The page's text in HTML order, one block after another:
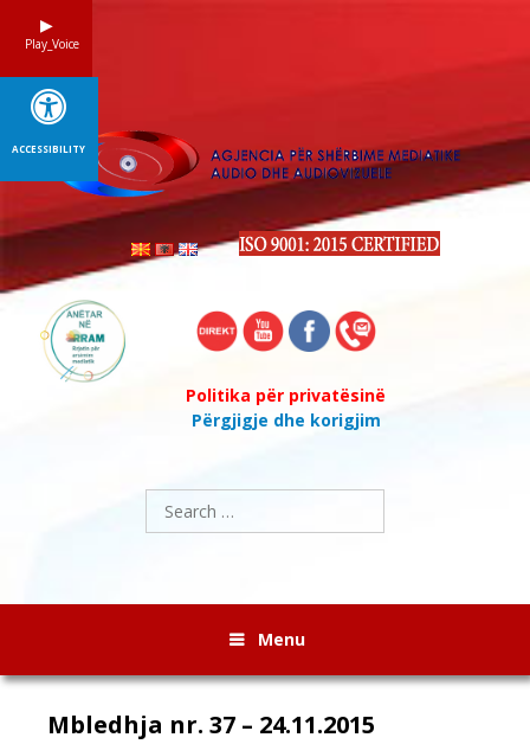
Politika për privatësinë
Përgjigje dhe korigjim
Search
for:
Menu
Mbledhja nr. 37 – 24.11.2015
Play_Voice
ACCESSIBILITY